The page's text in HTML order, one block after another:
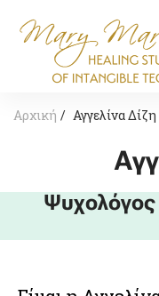
Αρχική Αγγελίνα Δίζη​